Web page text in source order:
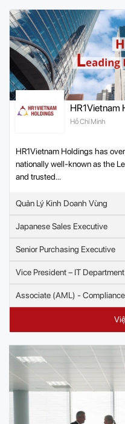
HR1Vietnam
Hồ Chí Minh
HR1Vietnam Holdings has
nationally well-known as the
and trusted...
Quản Lý Kinh Doanh Vùng
Japanese Sales Executive
Senior Purchasing Executive
Vice President – IT Department
Associate (AML) - Compliance